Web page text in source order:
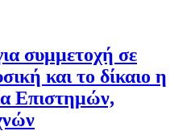
συμμετοχή σε
και το δίκαιο η
Επιστημών,